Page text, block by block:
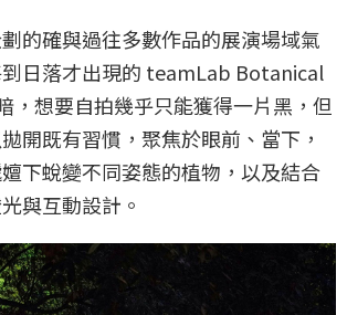
的確與過往多數作品的展演場域氣
日落才出現的 teamLab Botanical
，想要自拍幾乎只能獲得一片黑，但
開既有習慣，聚焦於眼前、當下，
下蛻變不同姿態的植物，以及結合
與互動設計。